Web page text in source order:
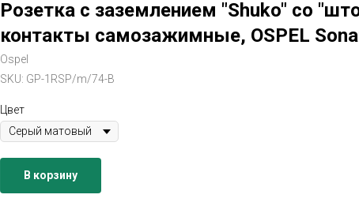
Розетка с заземлением "Shuko" со
контакты самозажимные, OSPEL
Ospel
SKU: GP-1RSP/m/74-В
Цвет
В корзину